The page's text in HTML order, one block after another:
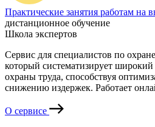
Практические занятия работам
дистанционное обучение
Школа экспертов
Сервис для специалистов по
который систематизирует широкий
охраны труда, способствуя
снижению издержек. Работает
О сервисе